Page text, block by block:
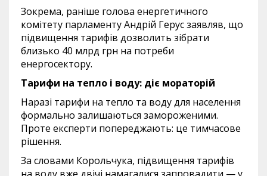
Зокрема, раніше голова енергетичного
комітету парламенту Андрій Герус заявляв, що
підвищення тарифів дозволить зібрати
близько 40 млрд грн на потреби
енергосектору.
Тарифи на тепло і воду: діє мораторій
Наразі тарифи на тепло та воду для населення
формально залишаються замороженими.
Проте експерти попереджають: це тимчасове
рішення.
За словами Корольчука, підвищення тарифів